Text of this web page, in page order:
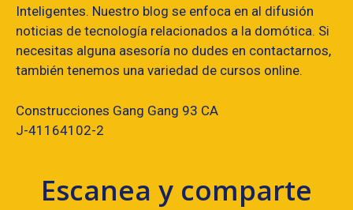
Inteligentes. Nuestro blog se enfoca en al difusión
noticias de tecnología relacionados a la domótica. Si
necesitas alguna asesoría no dudes en contactarnos,
también tenemos una variedad de cursos online.
Construcciones Gang Gang 93 CA
J-41164102-2
Escanea y comparte